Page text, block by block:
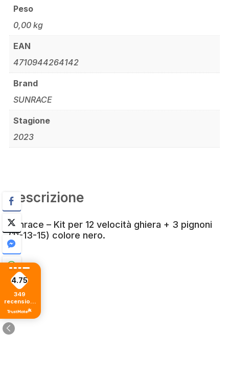
Peso
0,00 kg
EAN
4710944264142
Brand
SUNRACE
Stagione
2023
Descrizione
Sunrace – Kit per 12 velocità ghiera + 3 pignoni
(11-13-15) colore nero.
4.75
349
recensioni
di tutti i
tempi